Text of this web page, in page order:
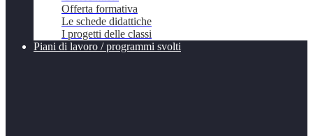
Offerta formativa
Le schede didattiche
I progetti delle classi
Piani di lavoro / programmi svolti